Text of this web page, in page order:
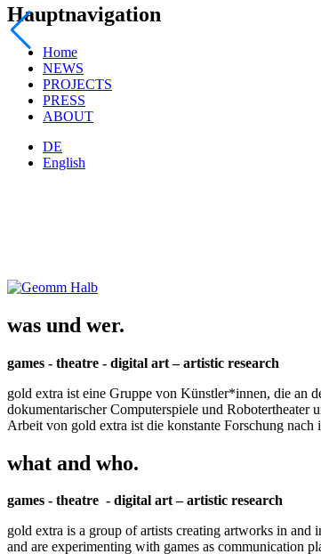
Hauptnavigation
Home
NEWS
PROJECTS
PRESS
ABOUT
DE
English
was und wer.
games - theatre - digital art – artistic research
gold extra ist eine Gruppe von Künstler*innen, die an
dokumentarischer Computerspiele und
Arbeit von gold extra ist die konstante Forschung
what and who.
games - theatre - digital art – artistic research
gold extra is a group of artists creating artworks in and
and are experimenting with games as communication